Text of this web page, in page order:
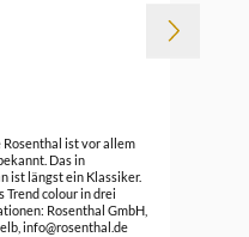
Rosenthal ist vor allem
Das in
ist längst ein Klassiker.
Trend colour in drei
Rosenthal GmbH,
info@rosenthal.de